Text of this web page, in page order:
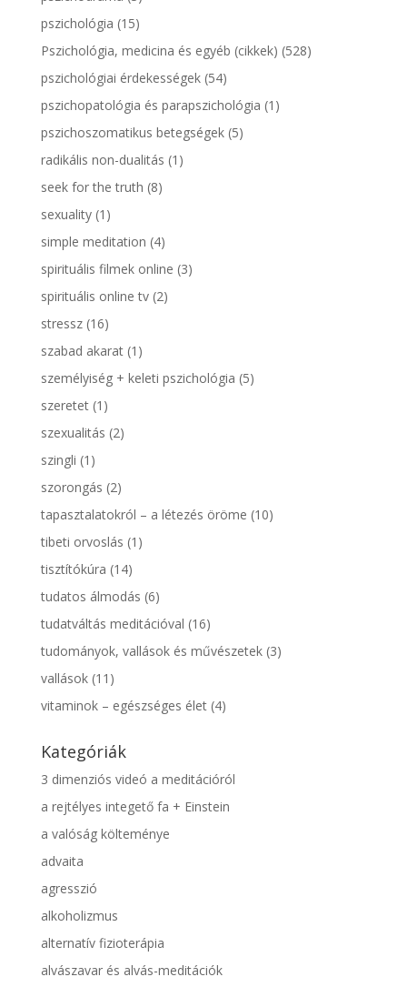
pszichológia (15)
Pszichológia, medicina és egyéb (cikkek) (528)
pszichológiai érdekességek(54)
pszichopatológia és parapszichológia (1)
pszichoszomatikus betegségek(5)
radikális non-dualitás (1)
seek for the truth (8)
sexuality(1)
simple meditation (4)
spirituális filmek online (3)
spirituális online tv(2)
stressz(16)
szabad akarat(1)
személyiség + keleti pszichológia (5)
szeretet(1)
szexualitás (2)
szingli (1)
szorongás (2)
tapasztalatokról – a létezés öröme (10)
tibeti orvoslás (1)
tisztítókúra (14)
tudatos álmodás (6)
tudatváltás meditációval (16)
tudományok, vallások és művészetek(3)
vallások(11)
vitaminok – egészséges élet(4)
Kategóriák
3 dimenziós videó a meditációról
a rejtélyes integető fa + Einstein
a valóság költeménye
advaita
agresszió
alkoholizmus
alternatív fizioterápia
alvászavar és alvás-meditációk